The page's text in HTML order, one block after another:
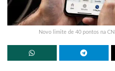
Novo limite de 40 pontos na